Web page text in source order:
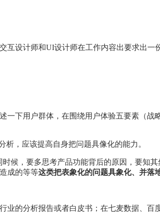
设计师和UI设计师在工作内容出要求出
下用户群体，在围绕用户体验五要素（
，应该提高自身把问题具像化的能力。
候，要多思考产品功能背后的原因，要知
成的等等这类把表象化的问题具象化、并落
的分析报告或者白皮书；在七麦数据、百